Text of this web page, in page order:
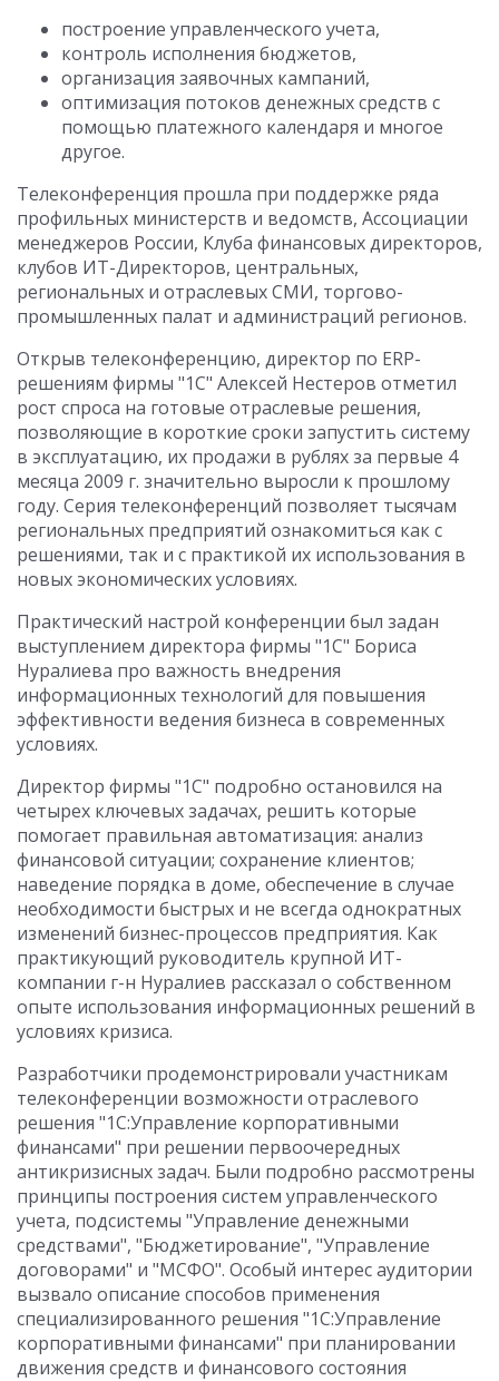
построение управленческого учета,
контроль исполнения бюджетов,
организация заявочных кампаний,
оптимизация потоков денежных средств с
помощью платежного календаря и многое
другое.
Телеконференция прошла при поддержке ряда
профильных министерств и ведомств, Ассоциации
менеджеров России, Клуба финансовых директоров,
клубов ИТ-Директоров, центральных,
региональных и отраслевых СМИ, торгово-
промышленных палат и администраций регионов.
Открыв телеконференцию, директор по ERP-
решениям фирмы "1С" Алексей Нестеров отметил
рост спроса на готовые отраслевые решения,
позволяющие в короткие сроки запустить систему
в эксплуатацию, их продажи в рублях за первые 4
месяца 2009 г. значительно выросли к прошлому
году. Серия телеконференций позволяет тысячам
региональных предприятий ознакомиться как с
решениями, так и с практикой их использования в
новых экономических условиях.
Практический настрой конференции был задан
выступлением директора фирмы "1С" Бориса
Нуралиева про важность внедрения
информационных технологий для повышения
эффективности ведения бизнеса в современных
условиях.
Директор фирмы "1С" подробно остановился на
четырех ключевых задачах, решить которые
помогает правильная автоматизация: анализ
финансовой ситуации; сохранение клиентов;
наведение порядка в доме, обеспечение в случае
необходимости быстрых и не всегда однократных
изменений бизнес-процессов предприятия. Как
практикующий руководитель крупной ИТ-
компании г-н Нуралиев рассказал о собственном
опыте использования информационных решений в
условиях кризиса.
Разработчики продемонстрировали участникам
телеконференции возможности отраслевого
решения "1С:Управление корпоративными
финансами" при решении первоочередных
антикризисных задач. Были подробно рассмотрены
принципы построения систем управленческого
учета, подсистемы "Управление денежными
средствами", "Бюджетирование", "Управление
договорами" и "МСФО". Особый интерес аудитории
вызвало описание способов применения
специализированного решения "1С:Управление
корпоративными финансами" при планировании
движения средств и финансового состояния